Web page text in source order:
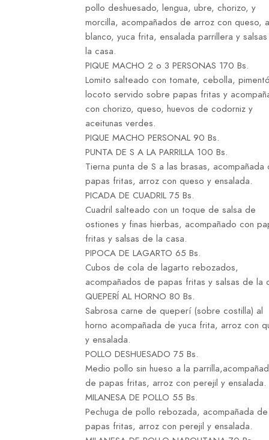
pollo deshuesado, lengua, ubre, chorizo, y
morcilla, acompañados de arroz con queso,
blanco, yuca frita, ensalada parrillera y
la casa.
PIQUE MACHO 2 o 3 PERSONAS 170 Bs.
Lomito salteado con tomate, cebolla,
locoto servido sobre papas fritas y
con chorizo, queso, huevos de codorniz y
aceitunas verdes.
PIQUE MACHO PERSONAL 90 Bs.
PUNTA DE S A LA PARRILLA 100 Bs.
Tierna punta de S a las brasas, acompañada
papas fritas, arroz con queso y ensalada.
PICADA DE CUADRIL 75 Bs.
Cuadril salteado con un toque de salsa de
ostiones y finas hierbas, acompañado con
fritas y salsas de la casa.
PIPOCA DE LAGARTO 65 Bs.
Cubos de cola de lagarto rebozados,
acompañados de papas fritas y salsas de la
QUEPERÍ AL HORNO 80 Bs.
Sabrosa carne de queperí (sobre costilla) al
horno acompañada de yuca frita, arroz con
y ensalada.
POLLO DESHUESADO 75 Bs.
Medio pollo sin hueso a la
de papas fritas, arroz con perejil y ensalada.
MILANESA DE POLLO 55 Bs.
Pechuga de pollo rebozada, acompañada de
papas fritas, arroz con perejil y ensalada.